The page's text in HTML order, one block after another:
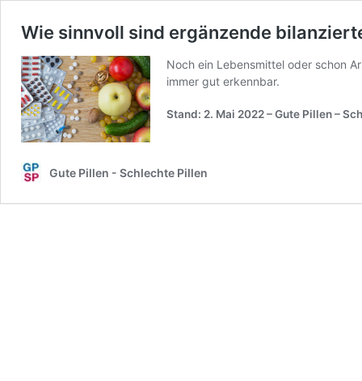
Wie sinnvoll sind ergänzende
Noch ein Lebensmittel oder schon
immer gut erkennbar.
Stand: 2. Mai 2022– Gute Pillen –
Gute Pillen - Schlechte Pillen